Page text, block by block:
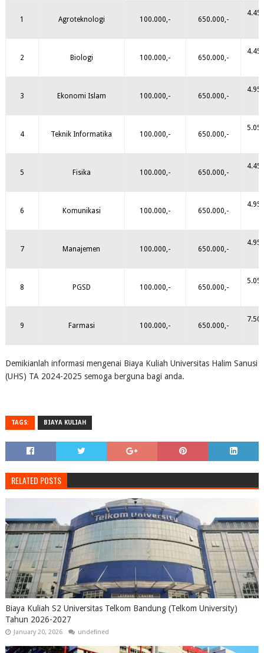
1 Agroteknologi 100.000,- 650.000,-
2 Biologi 100.000,- 650.000,-
3 Ekonomi Islam 100.000,- 650.000,-
4 Teknik Informatika 100.000,- 650.000,-
5 Fisika 100.000,- 650.000,-
6 Komunikasi 100.000,- 650.000,-
7 Manajemen 100.000,- 650.000,-
8 PGSD 100.000,- 650.000,-
9 Farmasi 100.000,- 650.000,-
Demikianlah informasi mengenai Biaya Kuliah Universitas Halim Sanusi
(UHS) TA 2024-2025 semoga berguna bagi anda.
TAGS: BIAYA KULIAH
RELATED POSTS
Biaya Kuliah S2 Universitas Telkom Bandung (Telkom University)
Tahun 2026-2027
January 20, 2026 undefined